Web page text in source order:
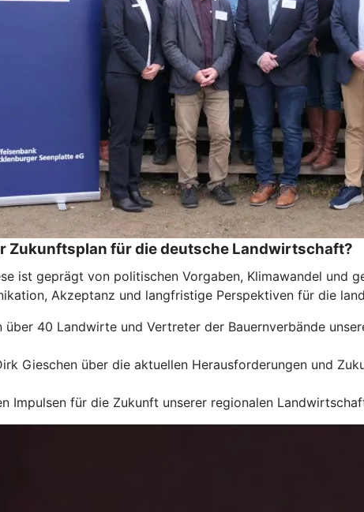
Zukunftsplan für die deutsche Landwirtschaft?
ist geprägt von politischen Vorgaben, Klimawandel und
Akzeptanz und langfristige Perspektiven für die
40 Landwirte und Vertreter der Bauernverbände
Gieschen über die aktuellen Herausforderungen und
Impulsen für die Zukunft unserer regionalen